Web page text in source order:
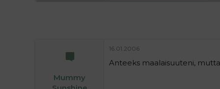
Mummy
16.01.2006
Anteeks maalaisuuteni,